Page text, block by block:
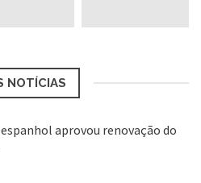
NOTÍCIAS
aprovou renovação do